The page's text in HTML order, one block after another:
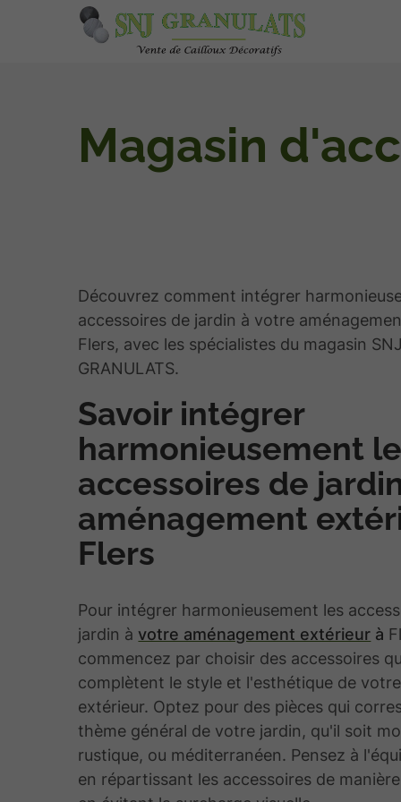
Magasin
Découvrez comment intégrer
accessoires de jardin à votre
Flers, avec les spécialistes du magasin SNJ
GRANULATS.
Savoir intégrer
harmonieusement
accessoires de
aménagement
Flers
Pour intégrer harmonieusement les
jardin à votre aménagement extérieur à
commencez par choisir des accessoires
complètent le style et l'esthétique de
extérieur. Optez pour des pièces qui
thème général de votre jardin, qu'il soit
rustique, ou méditerranéen. Pensez à
en répartissant les accessoires de